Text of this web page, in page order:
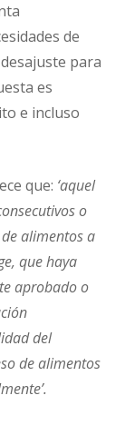
de
para
es
e incluso
que: ‘aquel
o
alimentos a
que haya
aprobado o
del
de alimentos